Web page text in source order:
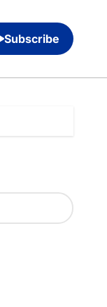
Subscribe